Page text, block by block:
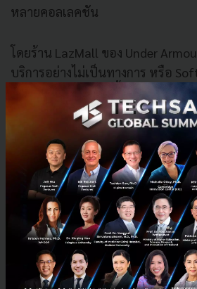
หลายคอลเลคชัน
โดยร้าน LazMall ของ Under
บริการอย่างไม่เป็นทางการ หรือ
- 15 เมษายน 2563 นี้ พร้อมโปรโม
พร้อมเปิดตัวอย่างเป็นทางการอย่าง
15 พฤษภาคม 2563
lazmall Under Armour line-official-
No comment